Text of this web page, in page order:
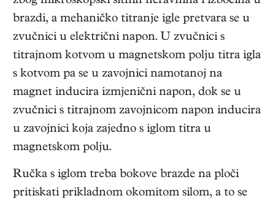
brazdi, a mehaničko titranje igle pretvara se u
zvučnici u električni napon. U zvučnici s
titrajnom kotvom u magnetskom polju titra igla
s kotvom pa se u zavojnici namotanoj na
magnet inducira izmjenični napon, dok se u
zvučnici s titrajnom zavojnicom napon inducira
u zavojnici koja zajedno s iglom titra u
magnetskom polju.
Ručka s iglom treba bokove brazde na ploči
pritiskati prikladnom okomitom silom, a to se